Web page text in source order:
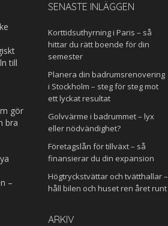
till
gör
bra
–
SENASTE INLÄGGEN
Korttidsuthyrning i Paris – så
hittar du rätt boende för din
semester
Planera din badrumsrenovering
i Stockholm – steg för steg mot
ett lyckat resultat
Golvvärme i badrummet – lyx
eller nödvändighet?
Företagslån för tillväxt – så
finansierar du din expansion
Högtryckstvättar och tvätthallar –
håll bilen och huset ren året runt
ARKIV